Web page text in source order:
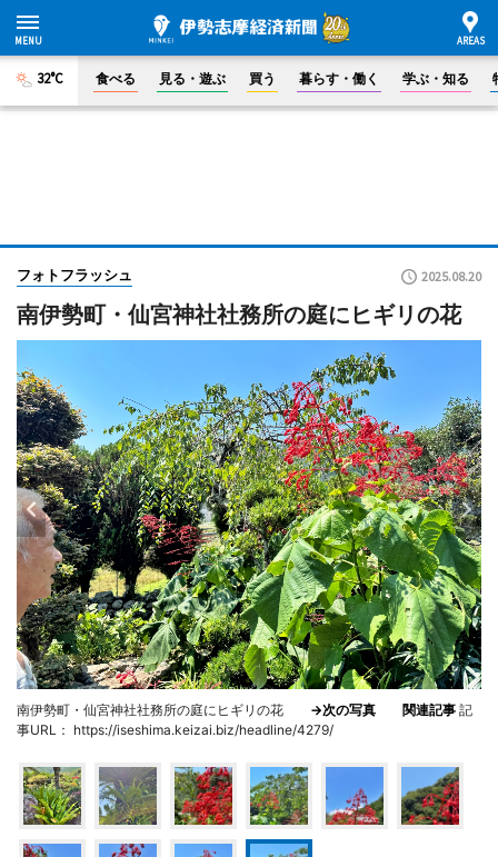
32°C 食べる 見る・遊ぶ 買う 暮らす・働く 学ぶ・知る
フォトフラッシュ 2025.08.20
南伊勢町・仙宮神社社務所の庭にヒギリの花
南伊勢町・仙宮神社社務所の庭にヒギリの花 →次の写真 関連記事 記
事URL： https://iseshima.keizai.biz/headline/4279/